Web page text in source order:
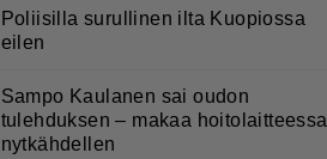
Poliisilla surullinen ilta Kuopiossa
eilen
Sampo Kaulanen sai oudon
tulehduksen – makaa hoitolaitteessa
nytkähdellen